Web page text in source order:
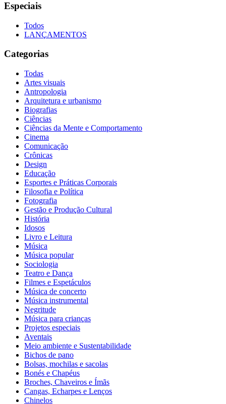
Especiais
Todos
LANÇAMENTOS
Categorias
Todas
Artes visuais
Antropologia
Arquitetura e urbanismo
Biografias
Ciências
Ciências da Mente e Comportamento
Cinema
Comunicação
Crônicas
Design
Educação
Esportes e Práticas Corporais
Filosofia e Política
Fotografia
Gestão e Produção Cultural
História
Idosos
Livro e Leitura
Música
Música popular
Sociologia
Teatro e Dança
Filmes e Espetáculos
Música de concerto
Música instrumental
Negritude
Música para crianças
Projetos especiais
Aventais
Meio ambiente e Sustentabilidade
Bichos de pano
Bolsas, mochilas e sacolas
Bonés e Chapéus
Broches, Chaveiros e Ímãs
Cangas, Echarpes e Lenços
Chinelos